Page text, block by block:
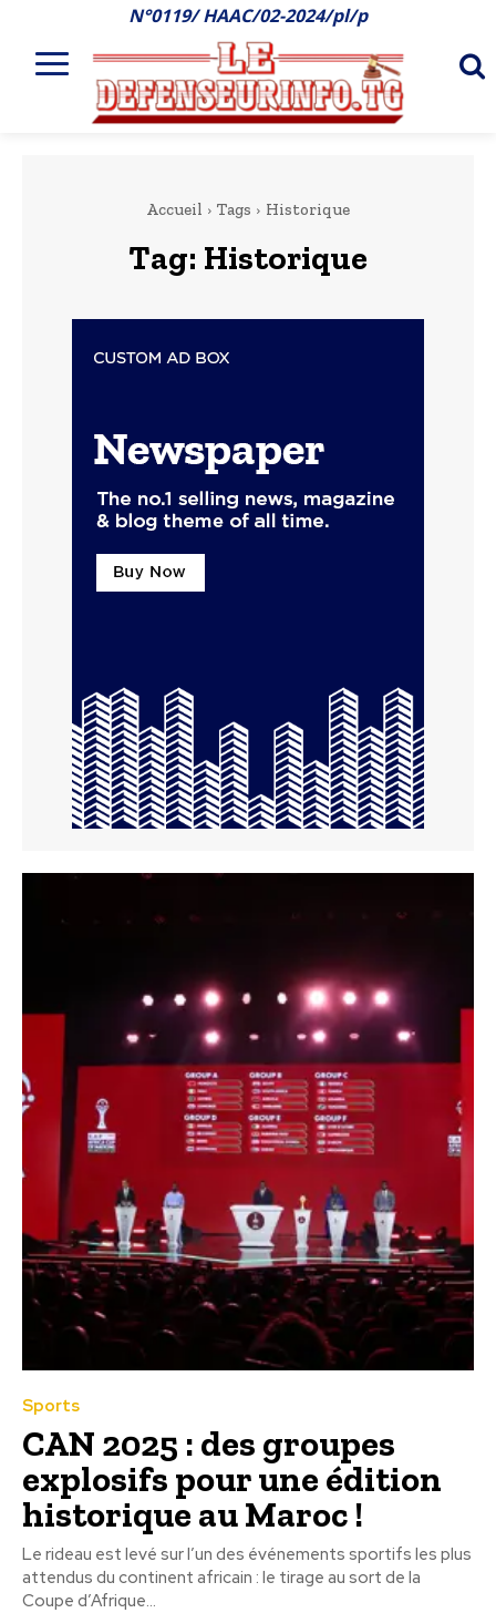
N°0119/ HAAC/02-2024/pl/p
Accueil Tags Historique
Tag: Historique
Sports
CAN 2025 : des groupes
explosifs pour une édition
historique au Maroc !
Le rideau est levé sur l’un des événements sportifs les plus
attendus du continent africain : le tirage au sort de la
Coupe d’Afrique...